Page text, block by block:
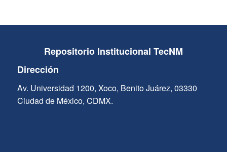
Repositorio Institucional TecNM
Dirección
Av. Universidad 1200, Xoco, Benito Juárez, 03330
Ciudad de México, CDMX.